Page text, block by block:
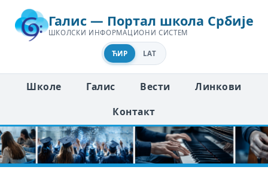
Галис — Портал школа Србије
ШКОЛСКИ ИНФОРМАЦИОНИ СИСТЕМ
ЋИР LAT
Школе Галис Вести
Линкови
Контакт